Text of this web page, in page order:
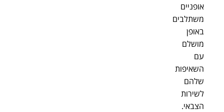
אופניים
משתלבים
באופן
מושלם
עם
השאיפות
שלהם
לשירות
הצבאי.